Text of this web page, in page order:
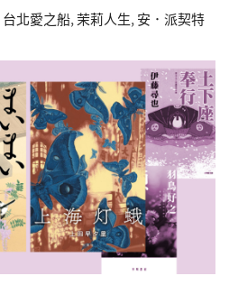
台北愛之船, 茉莉人生, 安．派契特